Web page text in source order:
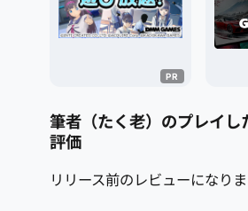
筆者（たく老）のプレイし
評価
リリース前のレビューになりま